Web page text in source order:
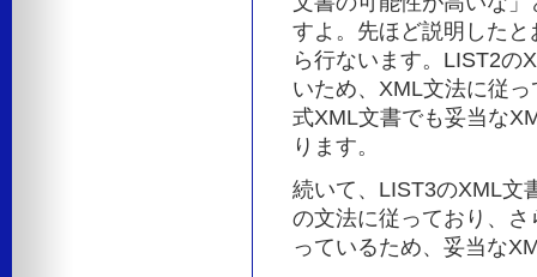
すよ。先ほど説明した
ら行ないます。LIST2の
いため、XML文法に従
式XML文書でも妥当な
ります。
続いて、LIST3のXML文
の文法に従っており、
っているため、妥当な